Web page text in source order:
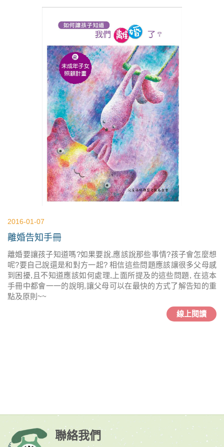
2016-01-07
離婚告知手冊
離婚要讓孩子知道嗎?如果要說,應該說那些事情?孩子會怎麼想
呢?要自己說還是和對方一起? 相信這些問題應該讓很多父母感
到困擾,且不知道應該如何處理,上面所提及的這些問題, 在這本
手冊中都會一一的說明,讓父母可以在最快的方式了解告知的重
點及原則~~
線上閱讀
聯絡我們